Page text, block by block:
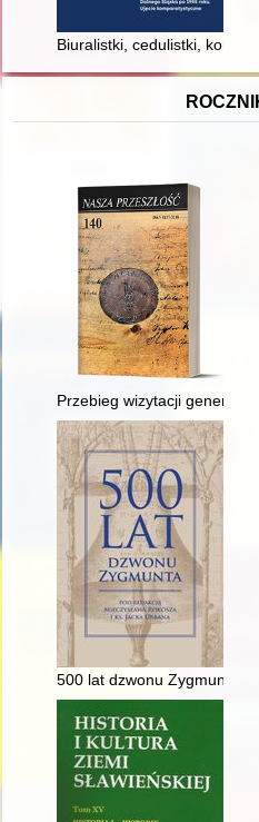
Biuralistki, cedulistki,
Przebieg wizytacji
500 lat dzwonu Zygmunta